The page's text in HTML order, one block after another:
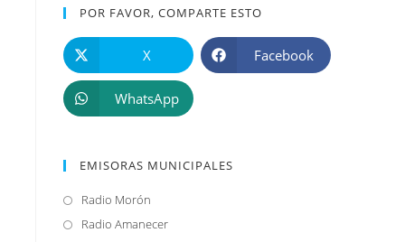
POR FAVOR, COMPARTE ESTO
X Facebook
WhatsApp
EMISORAS MUNICIPALES
Radio Morón
abre
Radio AmanecerSe